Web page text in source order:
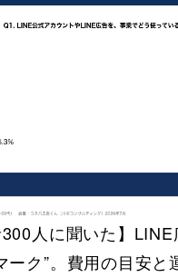
人に聞いた】LINE
ーク”。費用の目安と